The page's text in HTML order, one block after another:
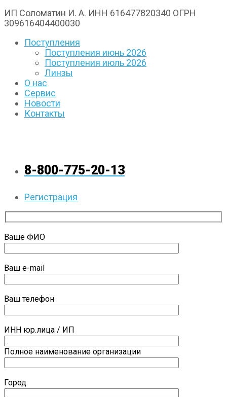
ИП Соломатин И. А. ИНН 616477820340 ОГРН
309616404400030
Поступления
Поступления июнь 2026
Поступления июль 2026
Линзы
О нас
Сервис
Новости
Контакты
8-800-775-20-13
Регистрация
Ваше ФИО
Ваш e-mail
Ваш телефон
ИНН юр.лица / ИП
Полное наименование организации
Город